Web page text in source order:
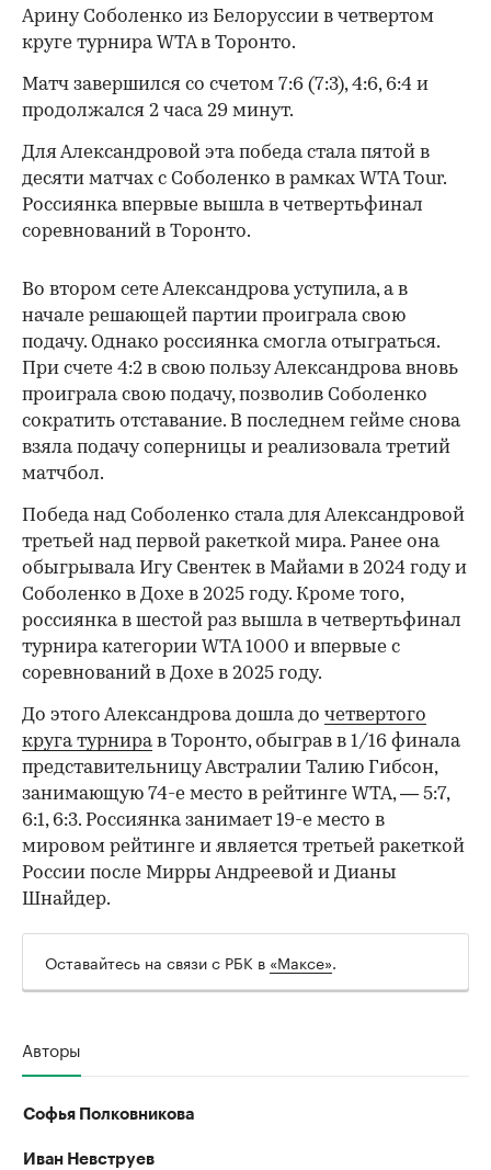
Арину Соболенко из Белоруссии в четвертом
круге турнира WTA в Торонто.
Матч завершился со счетом 7:6 (7:3), 4:6, 6:4 и
продолжался 2 часа 29 минут.
Для Александровой эта победа стала пятой в
десяти матчах с Соболенко в рамках WTA Tour.
Россиянка впервые вышла в четвертьфинал
соревнований в Торонто.
Во втором сете Александрова уступила, а в
начале решающей партии проиграла свою
подачу. Однако россиянка смогла отыграться.
При счете 4:2 в свою пользу Александрова вновь
проиграла свою подачу, позволив Соболенко
сократить отставание. В последнем гейме снова
взяла подачу соперницы и реализовала третий
матчбол.
Победа над Соболенко стала для Александровой
третьей над первой ракеткой мира. Ранее она
обыгрывала Игу Свентек в Майами в 2024 году и
Соболенко в Дохе в 2025 году. Кроме того,
россиянка в шестой раз вышла в четвертьфинал
турнира категории WTA 1000 и впервые с
соревнований в Дохе в 2025 году.
До этого Александрова дошла до четвертого
круга турнирав Торонто, обыграв в 1/16 финала
представительницу Австралии Талию Гибсон,
занимающую 74-е место в рейтинге WTA, — 5:7,
6:1, 6:3. Россиянка занимает 19-е место в
мировом рейтинге и является третьей ракеткой
России после Мирры Андреевой и Дианы
Шнайдер.
Оставайтесь на связи с РБК в «Максе».
Авторы
Софья Полковникова
Иван Невструев